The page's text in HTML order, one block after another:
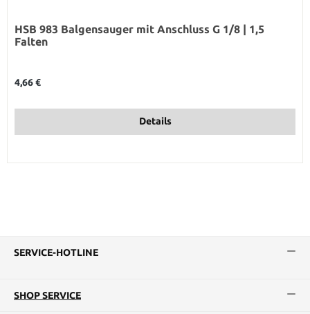
HSB 983 Balgensauger mit Anschluss G 1/8 | 1,5
Falten
4,66 €
Details
SERVICE-HOTLINE
SHOP SERVICE